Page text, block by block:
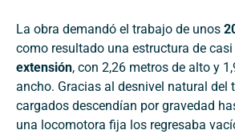
La obra demandó el trabajo de unos
como resultado una estructura de casi
extensión, con 2,26 metros de alto y
ancho. Gracias al desnivel natural del
cargados descendían por gravedad
una locomotora fija los regresaba